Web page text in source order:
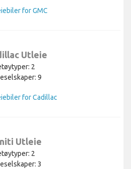
for GMC
Utleie
2
9
for Cadillac
Utleie
2
3